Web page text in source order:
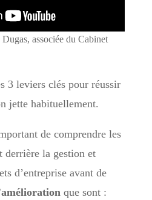
associée du Cabinet
3 leviers clés pour réussir
jette habituellement.
de comprendre les
derrière la gestion et
d’entreprise avant de
que sont :